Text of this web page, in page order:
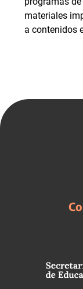
materiales
a contenidos